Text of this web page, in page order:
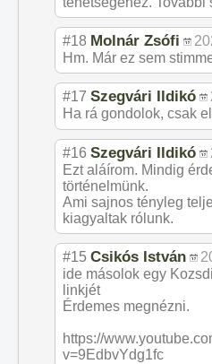
#18 Molnár Zsófi
Hm. Már ez sem
#17 Szegvári Ildikó
Ha rá gondolok, csak
#16 Szegvári Ildikó
Ezt aláírom. Mindig
történelmünk.
Ami sajnos tényleg
kiagyaltak rólunk.
#15 Csikós István
ide másolok egy
linkjét
Érdemes megnézni.
https://
v=9EdbvYdg1fc